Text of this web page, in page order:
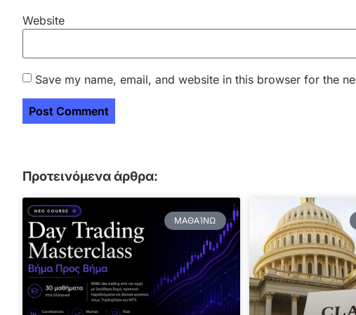
Website
Save my name, email, and website in this browser for the
Προτεινόμενα άρθρα:
ΜΑΘΑΊΝΩ